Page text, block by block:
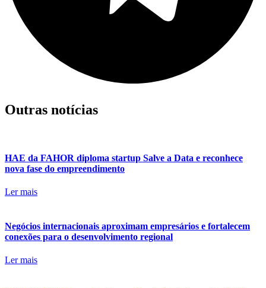
Outras notícias
HAE da FAHOR diploma startup Salve a Data e reconhece
nova fase do empreendimento
Ler mais
Negócios internacionais aproximam empresários e fortalecem
conexões para o desenvolvimento regional
Ler mais